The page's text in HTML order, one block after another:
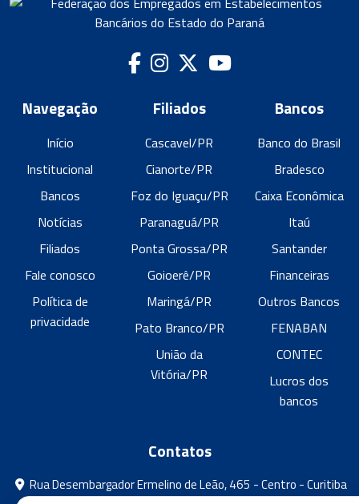
Navegação
Início
Institucional
Bancos
Notícias
Filiados
Fale conosco
Política de
privacidade
Filiados
Cascavel/PR
Cianorte/PR
Foz do Iguaçu/PR
Paranaguá/PR
Ponta Grossa/PR
Goioerê/PR
Maringá/PR
Pato Branco/PR
União da
Vitória/PR
Bancos
Banco do Brasil
Bradesco
Caixa Econômica
Itaú
Santander
Financeiras
Outros Bancos
FENABAN
CONTEC
Lucros dos
bancos
Contatos
Rua Desembargador Ermelino de Leão, 465 - Centro - Curitiba